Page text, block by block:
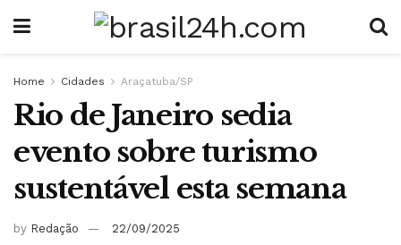
Home Cidades Araçatuba/SP
Rio de Janeiro sedia
evento sobre turismo
sustentável esta semana
by Redação 22/09/2025